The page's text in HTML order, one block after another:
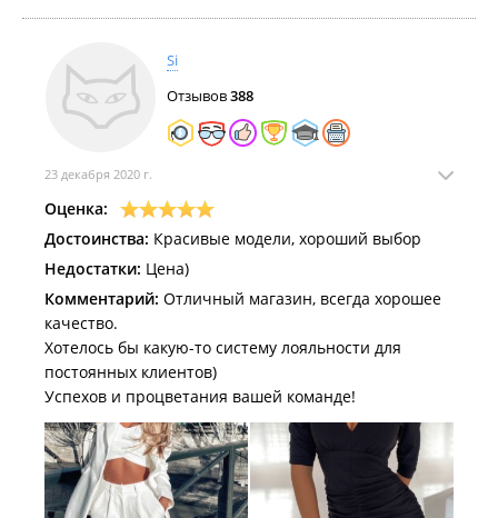
Si
Отзывов388
23 декабря 2020 г.
Оценка:
Достоинства: Красивые модели, хороший выбор
Недостатки: Цена)
Комментарий: Отличный магазин, всегда хорошее
качество.
Хотелось бы какую-то систему лояльности для
постоянных клиентов)
Успехов и процветания вашей команде!